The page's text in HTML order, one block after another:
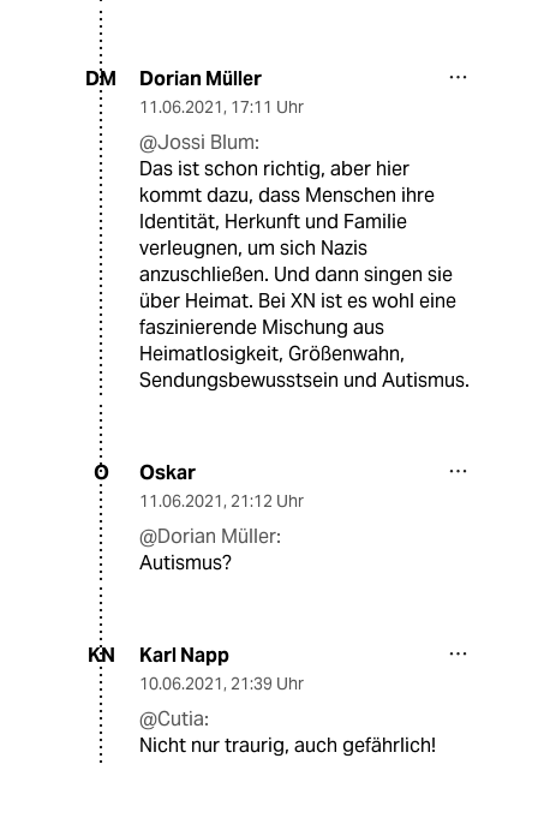
DM Dorian Müller
11.06.2021, 17:11 Uhr
@Jossi Blum:
Das ist schon richtig, aber hier
kommt dazu, dass Menschen ihre
Identität, Herkunft und Familie
verleugnen, um sich Nazis
anzuschließen. Und dann singen sie
über Heimat. Bei XN ist es wohl eine
faszinierende Mischung aus
Heimatlosigkeit, Größenwahn,
Sendungsbewusstsein und Autismus.
O Oskar
11.06.2021, 21:12 Uhr
@Dorian Müller:
Autismus?
KN Karl Napp
10.06.2021, 21:39 Uhr
@Cutia:
Nicht nur traurig, auch gefährlich!